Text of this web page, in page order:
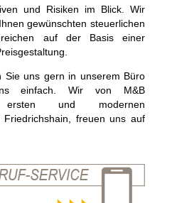
und Risiken im Blick. Wir
gewünschten steuerlichen
auf der Basis einer
Sie uns gern in unserem Büro
einfach. Wir von M&B
und modernen
Friedrichshain, freuen uns auf